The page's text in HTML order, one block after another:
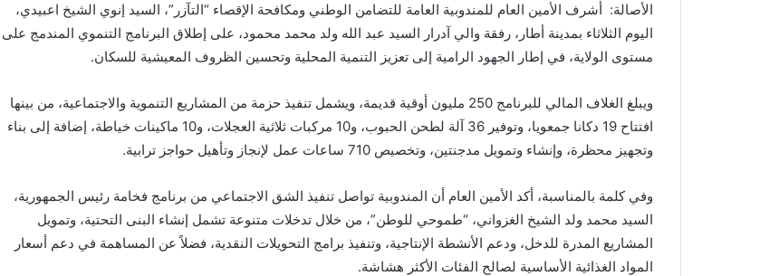
الأصالة: أشرف الأمين العام للمندوبية العامة للتضامن الوطني ومكافحة الإقصاء “التآزر”، السيد إنوي الشيخ اعبيدي،
اليوم الثلاثاء بمدينة أطار، رفقة والي آدرار السيد عبد الله ولد محمد محمود، على إطلاق البرنامج التنموي المندمج على
مستوى الولاية، في إطار الجهود الرامية إلى تعزيز التنمية المحلية وتحسين الظروف المعيشية للسكان.
ويبلغ الغلاف المالي للبرنامج 250 مليون أوقية قديمة، ويشمل تنفيذ حزمة من المشاريع التنموية والاجتماعية، من بينها
افتتاح 19 دكانا جمعويا، وتوفير 36 آلة لطحن الحبوب، و10 مركبات ثلاثية العجلات، و10 ماكينات خياطة، إضافة إلى بناء
وتجهيز محظرة، وإنشاء وتمويل مدجنتين، وتخصيص 710 ساعات عمل لإنجاز وتأهيل حواجز ترابية.
وفي كلمة بالمناسبة، أكد الأمين العام أن المندوبية تواصل تنفيذ الشق الاجتماعي من برنامج فخامة رئيس الجمهورية،
السيد محمد ولد الشيخ الغزواني، “طموحي للوطن”، من خلال تدخلات متنوعة تشمل إنشاء البنى التحتية، وتمويل
المشاريع المدرة للدخل، ودعم الأنشطة الإنتاجية، وتنفيذ برامج التحويلات النقدية، فضلاً عن المساهمة في دعم أسعار
المواد الغذائية الأساسية لصالح الفئات الأكثر هشاشة.